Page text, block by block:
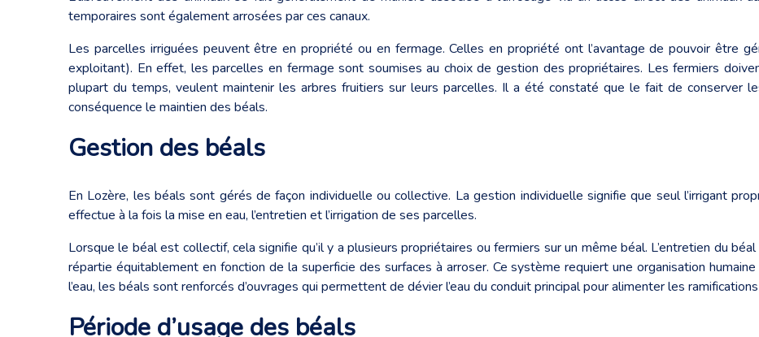
temporaires sont également arrosées par ces canaux.
Les parcelles irriguées peuvent être en propriété ou en fermage. Celles en propriété ont l’avantage de pouvoir être
exploitant). En effet, les parcelles en fermage sont soumises au choix de gestion des propriétaires. Les fermiers
plupart du temps, veulent maintenir les arbres fruitiers sur leurs parcelles. Il a été constaté que le fait de conserver
conséquence le maintien des béals.
Gestion des béals
En Lozère, les béals sont gérés de façon individuelle ou collective. La gestion individuelle signifie que seul l’irrigant
effectue à la fois la mise en eau, l’entretien et l’irrigation de ses parcelles.
Lorsque le béal est collectif, cela signifie qu’il y a plusieurs propriétaires ou fermiers sur un même béal. L’entretien du
répartie équitablement en fonction de la superficie des surfaces à arroser. Ce système requiert une organisation
l’eau, les béals sont renforcés d’ouvrages qui permettent de dévier l’eau du conduit principal pour alimenter les
Période d’usage des béals